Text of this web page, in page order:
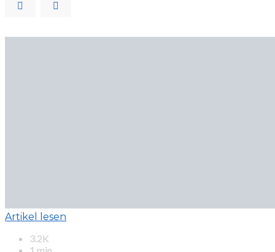
Artikel lesen
3.2K